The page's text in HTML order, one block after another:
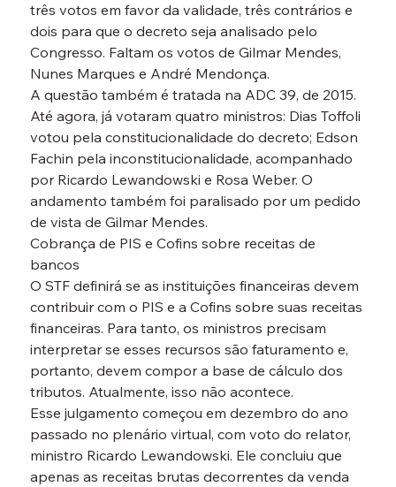
três votos em favor da validade, três contrários e
dois para que o decreto seja analisado pelo
Congresso. Faltam os votos de Gilmar Mendes,
Nunes Marques e André Mendonça.
A questão também é tratada na ADC 39, de 2015.
Até agora, já votaram quatro ministros: Dias Toffoli
votou pela constitucionalidade do decreto; Edson
Fachin pela inconstitucionalidade, acompanhado
por Ricardo Lewandowski e Rosa Weber. O
andamento também foi paralisado por um pedido
de vista de Gilmar Mendes.
Cobrança de PIS e Cofins sobre receitas de
bancos
O STF definirá se as instituições financeiras devem
contribuir com o PIS e a Cofins sobre suas receitas
financeiras. Para tanto, os ministros precisam
interpretar se esses recursos são faturamento e,
portanto, devem compor a base de cálculo dos
tributos. Atualmente, isso não acontece.
Esse julgamento começou em dezembro do ano
passado no plenário virtual, com voto do relator,
ministro Ricardo Lewandowski. Ele concluiu que
apenas as receitas brutas decorrentes da venda